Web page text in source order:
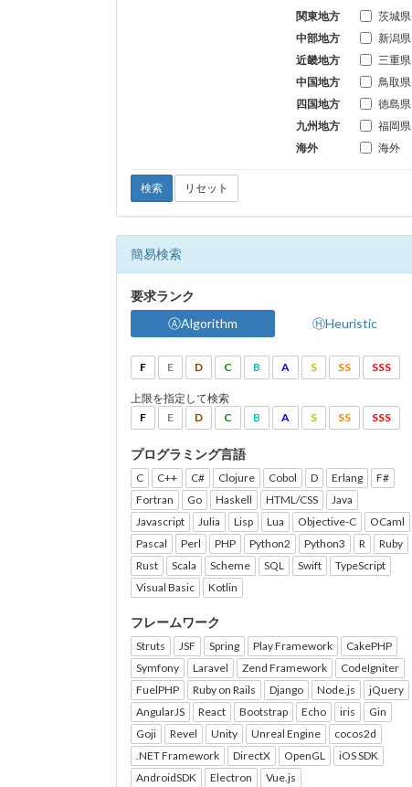
関東地方
茨城県
中部地方
新潟県
近畿地方
三重県
中国地方
鳥取県
四国地方
徳島県
九州地方
福岡県
海外
海外
検索 リセット
簡易検索
要求ランク
ⒶAlgorithm
ⒽHeuristic
F E D C B A S SS SSS
上限を指定して検索
F
E D C B A S SS SSS
プログラミング言語
C C++ C# Clojure Cobol D Erlang
F#
Fortran
Go Haskell HTML/CSS
Java
Javascript
Julia Lisp Lua Objective-C
OCaml
Pascal
Perl PHP Python2 Python3 R
Ruby
Rust
Scala Scheme SQL Swift
TypeScript
Visual Basic
Kotlin
フレームワーク
Struts JSF Spring Play Framework
CakePHP
Symfony
Laravel Zend Framework
CodeIgniter
FuelPHP
Ruby on Rails Django Node.js
jQuery
AngularJS
React Bootstrap Echo iris
Gin
Goji
Revel Unity Unreal Engine
cocos2d
.NET Framework
DirectX OpenGL
iOS SDK
AndroidSDK
Electron Vue.js